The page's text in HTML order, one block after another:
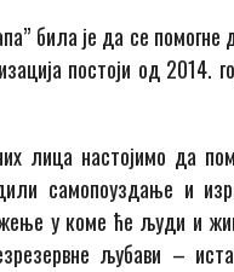
била је да се помогне
постоји од 2014.
лица настојимо да
самопоуздање и
у коме ће људи и
љубави –